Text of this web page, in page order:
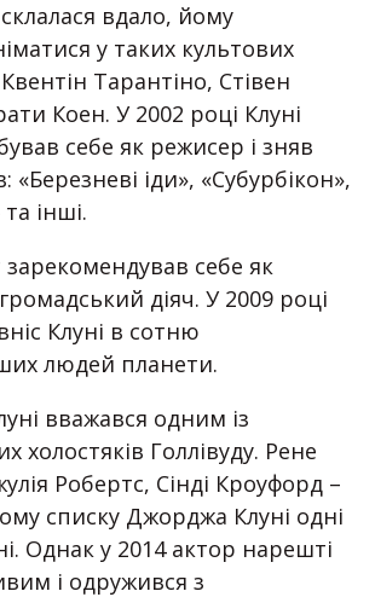
склалася вдало, йому
у таких культових
Тарантіно, Стівен
Коен. У 2002 році Клуні
себе як режисер і зняв
«Березневі іди», «Субурбікон»,
інші.
себе як
діяч. У 2009 році
Клуні в сотню
людей планети.
вважався одним із
холостяків Голлівуду. Рене
Робертс, Сінді Кроуфорд –
списку Джорджа Клуні одні
Однак у 2014 актор нарешті
і одружився з